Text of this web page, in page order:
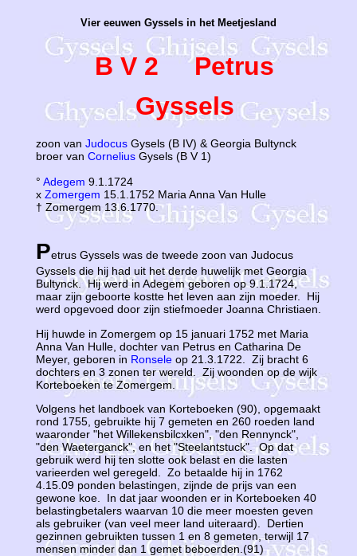
Vier eeuwen Gyssels in het Meetjesland
B V 2 Petrus
Gyssels
zoon van JudocusGysels (B IV) & Georgia Bultynck
broer van CorneliusGysels (B V 1)
° Adegem 9.1.1724
x Zomergem 15.1.1752 Maria Anna Van Hulle
† Zomergem 13.6.1770.
Petrus Gyssels was de tweede zoon van Judocus
Gyssels die hij had uit het derde huwelijk met Georgia
Bultynck. Hij werd in Adegem geboren op 9.1.1724,
maar zijn geboorte kostte het leven aan zijn moeder. Hij
werd opgevoed door zijn stiefmoeder Joanna Christiaen.
Hij huwde in Zomergem op 15 januari 1752 met Maria
Anna Van Hulle, dochter van Petrus en Catharina De
Meyer, geboren in Ronseleop 21.3.1722. Zij bracht 6
dochters en 3 zonen ter wereld. Zij woonden op de wijk
Korteboeken te Zomergem.
Volgens het landboek van Korteboeken (90), opgemaakt
rond 1755, gebruikte hij 7 gemeten en 260 roeden land
waaronder "het Willekensbilcxken", "den Rennynck",
"den Waeterganck", en het "Steelantstuck". Op dat
gebruik werd hij ten slotte ook belast en die lasten
varieerden wel geregeld. Zo betaalde hij in 1762
4.15.09 ponden belastingen, zijnde de prijs van een
gewone koe. In dat jaar woonden er in Korteboeken 40
belastingbetalers waarvan 10 die meer moesten geven
als gebruiker (van veel meer land uiteraard). Dertien
gezinnen gebruikten tussen 1 en 8 gemeten, terwijl 17
mensen minder dan 1 gemet beboerden.(91)